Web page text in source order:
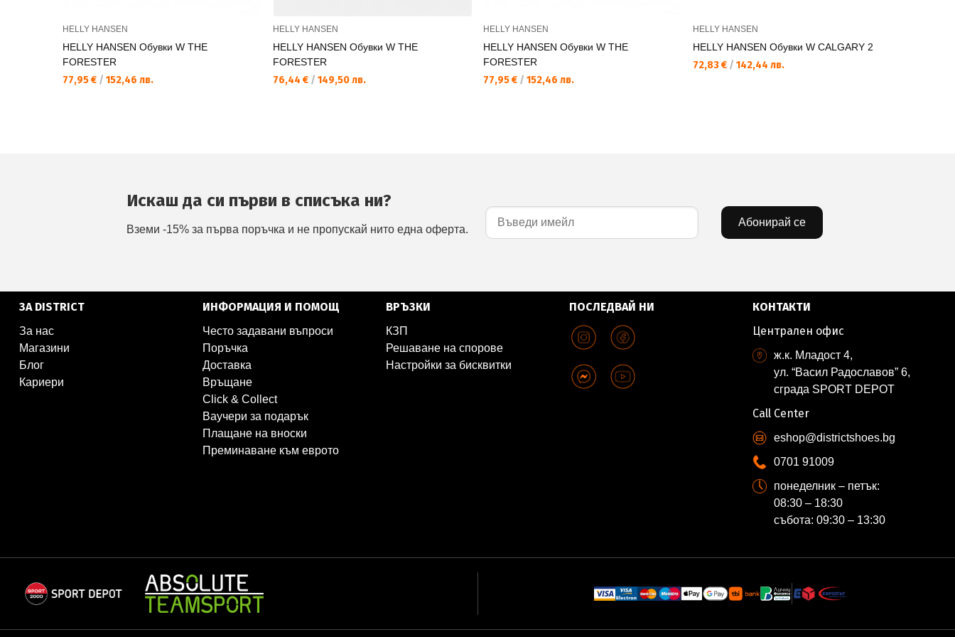
HELLY HANSEN
HELLY HANSEN Обувки W THE
FORESTER
77,95 € / 152,46 лв.
HELLY HANSEN
HELLY HANSEN Обувки W THE
FORESTER
76,44 € / 149,50 лв.
HELLY HANSEN
HELLY HANSEN Обувки W THE
FORESTER
77,95 € / 152,46 лв.
HELLY HANSEN
HELLY HANSEN Обувки W CALGARY 2
72,83 € / 142,44 лв.
Искаш да си първи в списъка ни?
Вземи -15% за първа поръчка и не пропускай нито една оферта.
Абонирай се
ЗА DISTRICT
За нас
Магазини
Блог
Кариери
ИНФОРМАЦИЯ И ПОМОЩ
Често задавани въпроси
Поръчка
Доставка
Връщане
Click & Collect
Ваучери за подарък
Плащане на вноски
Преминаване към еврото
ВРЪЗКИ
КЗП
Решаване на спорове
Настройки за бисквитки
ПОСЛЕДВАЙ НИ
КОНТАКТИ
Централен офис
ж.к. Младост 4,
ул. “Васил Радославов” 6,
сграда SPORT DEPOT
Call Center
eshop@districtshoes.bg
0701 91009
понеделник – петък:
08:30 – 18:30
събота: 09:30 – 13:30